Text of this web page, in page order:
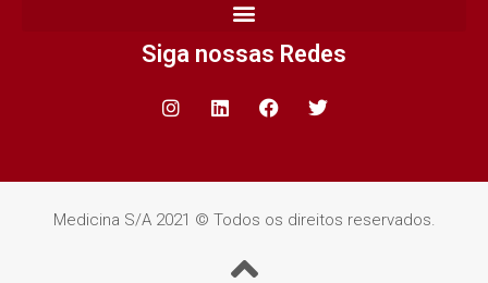
Siga nossas Redes
Medicina S/A 2021 © Todos os direitos reservados.